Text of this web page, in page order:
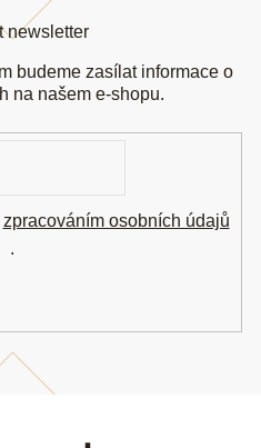
newsletter
budeme zasílat informace o
na našem e-shopu.
zpracováním osobních údajů
.